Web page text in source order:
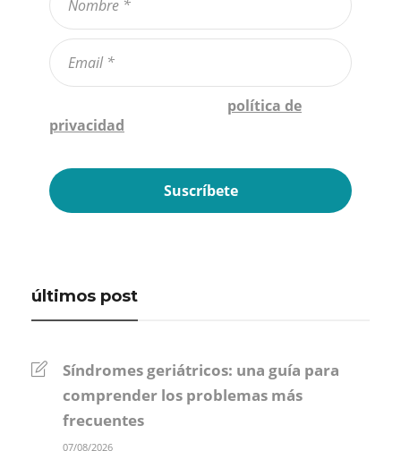
política de
privacidad
últimos post
Síndromes geriátricos: una guía para
comprender los problemas más
frecuentes
07/08/2026